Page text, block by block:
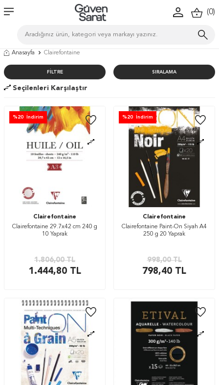
(0)
Anasayfa Clairefontaine
FILTRE SIRALAMA
Seçilenleri Karşılaştır
% 20 İndirim
Clairefontaine
Clairefontaine 29.7x42 cm 240 g
10 Yaprak
1.806,00TL
1.444,80TL
% 20 İndirim
Clairefontaine
Clairefontaine Paint-On Siyah A4
250 g 20 Yaprak
998,00TL
798,40 TL